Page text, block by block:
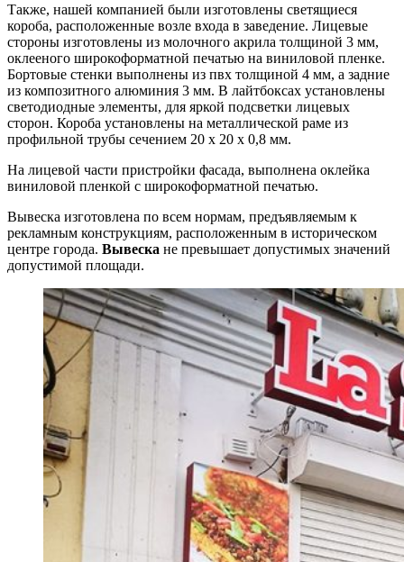
Также, нашей компанией были изготовлены светящиеся
короба, расположенные возле входа в заведение. Лицевые
стороны изготовлены из молочного акрила толщиной 3 мм,
оклееного широкоформатной печатью на виниловой пленке.
Бортовые стенки выполнены из пвх толщиной 4 мм, а задние
из композитного алюминия 3 мм. В лайтбоксах установлены
светодиодные элементы, для яркой подсветки лицевых
сторон. Короба установлены на металлической раме из
профильной трубы сечением 20 х 20 х 0,8 мм.
На лицевой части пристройки фасада, выполнена оклейка
виниловой пленкой с широкоформатной печатью.
Вывеска изготовлена по всем нормам, предъявляемым к
рекламным конструкциям, расположенным в историческом
центре города. Вывеска не превышает допустимых значений
допустимой площади.